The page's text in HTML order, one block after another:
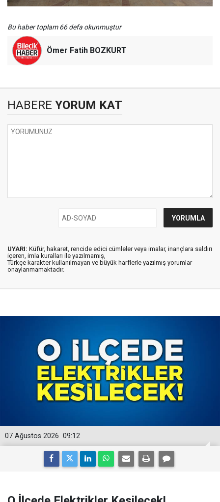
Bu haber toplam 66 defa okunmuştur
Ömer Fatih BOZKURT
HABERE YORUM KAT
UYARI: Küfür, hakaret, rencide edici cümleler veya imalar, inançlara saldırı
içeren, imla kuralları ile yazılmamış,
Türkçe karakter kullanılmayan ve büyük harflerle yazılmış yorumlar
onaylanmamaktadır.
09:12
07 Ağustos 2026